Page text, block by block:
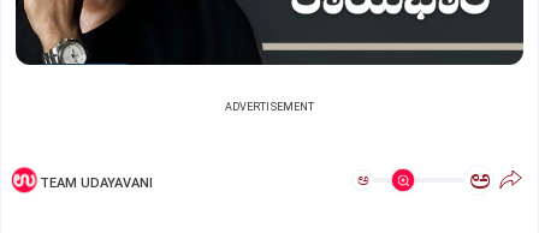
ADVERTISEMENT
TEAM UDAYAVANI ಅ ಅ